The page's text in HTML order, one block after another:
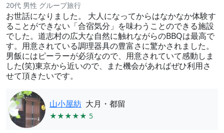
20代 男性 グループ旅行
お世話になりました。 大人になってからはなかなか体験す
ることができない「合宿気分」を味わうことのできる施設
でした。道志村の広大な自然に触れながらのBBQは最高で
す。用意されている調理器具の豊富さに驚かされました。
男飯にはピーラーが必須なので、用意されていて感動しま
した(笑)東京から近いので、また機会があればぜひ利用さ
せて頂きたいです。
山小屋紡 大月・都留
★★★★★ 5